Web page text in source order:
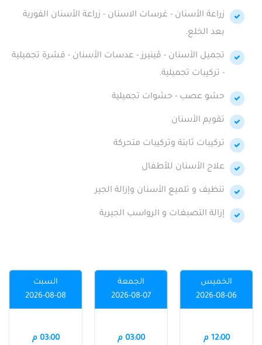
زراعة الأسنان - غرسات الاسنان - زراعة الأسنان الفورية
بعد الخلع.
تجميل الأسنان - ڤينيرز - عدسات الأسنان - قشرة تجميلية
- تركيبات تجميلية.
حشو عصب - حشوات تجميلية
تقويم الأسنان
تركيبات ثابتة وتركيبات متحركة
علاج الأسنان للأطفال
تنظيف و تلميع الأسنان وإزالة الجير
إزالة التصبغات و الرواسب الجيرية
الخميس
2026-08-06
12:00 م
الجمعة
2026-08-07
03:00 م
السبت
2026-08-08
03:00 م